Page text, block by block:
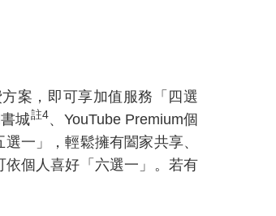
案，即可享加值服務「四選
城註4、YouTube Premium個
一」，輕鬆擁有闔家共享、
依個人喜好「六選一」。若有